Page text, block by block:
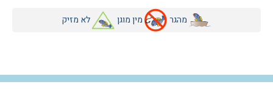
מהגר מין מוגן לא מזיק